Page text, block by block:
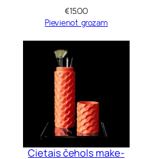
€15.00
Pievienot grozam
Cietais čehols make-